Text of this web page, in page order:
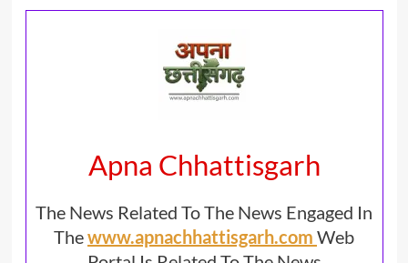
Apna Chhattisgarh
The News Related To The News Engaged In
Thewww.apnachhattisgarh.com Web